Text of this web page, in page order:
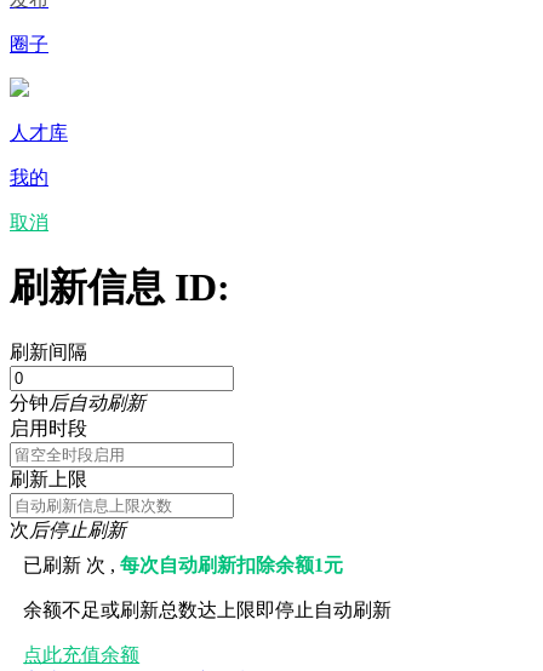
发布
圈子
人才库
我的
取消
刷新信息 ID:
刷新间隔
分钟后自动刷新
启用时段
刷新上限
次后停止刷新
已刷新次 ,每次自动刷新扣除余额1元
余额不足或刷新总数达上限即停止自动刷新
点此充值余额